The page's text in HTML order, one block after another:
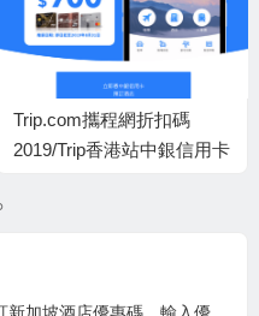
Trip.com攜程網折扣碼
2019/Trip香港站中銀信用卡
新加坡酒店優惠碼，輸入優